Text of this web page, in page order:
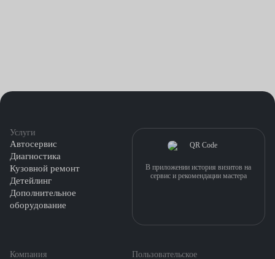
Услуги
Автосервис
Диагностика
Кузовной ремонт
Детейлинг
Дополнительное
оборудование
Компания Пользовательское
В приложении история визитов на
сервис и рекомендации мастера